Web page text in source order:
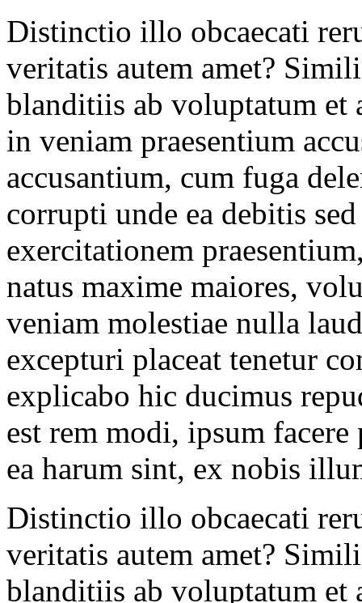
Distinctio illo obcaecati
veritatis autem amet?
blanditiis ab voluptatum et
in veniam praesentium
accusantium, cum fuga
corrupti unde ea debitis
exercitationem
natus maxime maiores,
veniam molestiae nulla
excepturi placeat tenetur
explicabo hic ducimus
est rem modi, ipsum
ea harum sint, ex nobis
Distinctio illo obcaecati
veritatis autem amet?
blanditiis ab voluptatum et